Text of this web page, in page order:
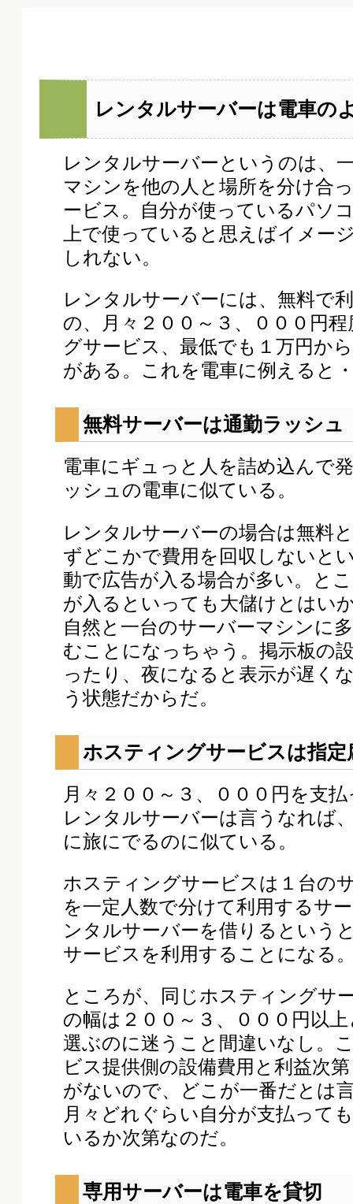
レンタルサーバーは電車の
レンタルサーバーというのは、
マシンを他の人と場所を分け合
ービス。自分が使っているパソ
上で使っていると思えばイメー
しれない。
レンタルサーバーには、無料で
の、月々２００～３、０００円
グサービス、最低でも１万円か
がある。これを電車に例えると
無料サーバーは通勤ラッシュ
電車にギュっと人を詰め込んで
ッシュの電車に似ている。
レンタルサーバーの場合は無料
ずどこかで費用を回収しないと
動で広告が入る場合が多い。と
が入るといっても大儲けとはい
自然と一台のサーバーマシンに
むことになっちゃう。掲示板の
ったり、夜になると表示が遅く
う状態だからだ。
ホスティングサービスは指定
月々２００～３、０００円を支
レンタルサーバーは言うなれば
に旅にでるのに似ている。
ホスティングサービスは１台の
を一定人数で分けて利用するサ
ンタルサーバーを借りるという
サービスを利用することになる
ところが、同じホスティングサ
の幅は２００～３、０００円以
選ぶのに迷うこと間違いなし。
ビス提供側の設備費用と利益次
がないので、どこが一番だとは
月々どれぐらい自分が支払って
いるか次第なのだ。
専用サーバーは電車を貸切